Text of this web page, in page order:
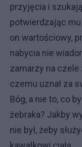
przyjęcia i
potwierdzając
on wartościowy,
nabycia nie
zamarzy na czele
czemu uznał za
Bóg, a nie to, co
żebraka? Jakby
nie był, żeby